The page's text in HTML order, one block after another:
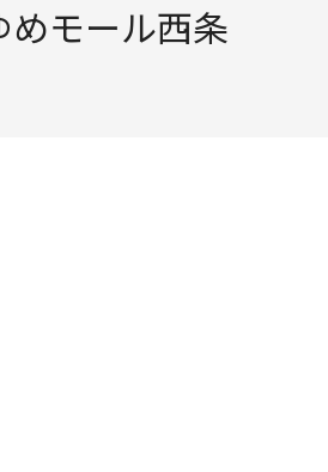
めモール西条